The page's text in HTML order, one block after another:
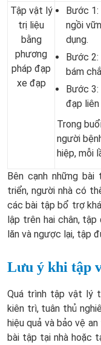
Tập vật lý
trị liệu
bằng
phương
pháp đạp
xe đạp
Bước
ngồi
dụng.
Bước
bám
Bước
đạp
Trong
người
hiệp, mỗi
Bên cạnh những
triển, người nhà có
các bài tập bổ trợ
lập trên hai chân,
lăn và ngược lại, tập
Lưu ý khi tập
Quá trình tập vật lý
kiên trì, tuân thủ
hiệu quả và bảo vệ
bài tập tại nhà hoặc